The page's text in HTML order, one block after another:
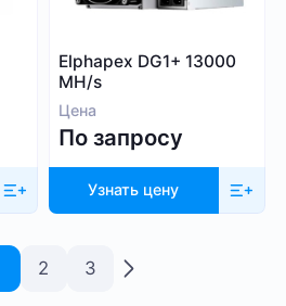
Elphapex DG1+ 13000
MH/s
Цена
По запросу
Узнать цену
2 3